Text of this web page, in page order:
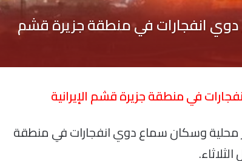
في منطقة جزيرة قشم الإيرانية
محلية وسكان سماع دوي انفجارات في منطقة